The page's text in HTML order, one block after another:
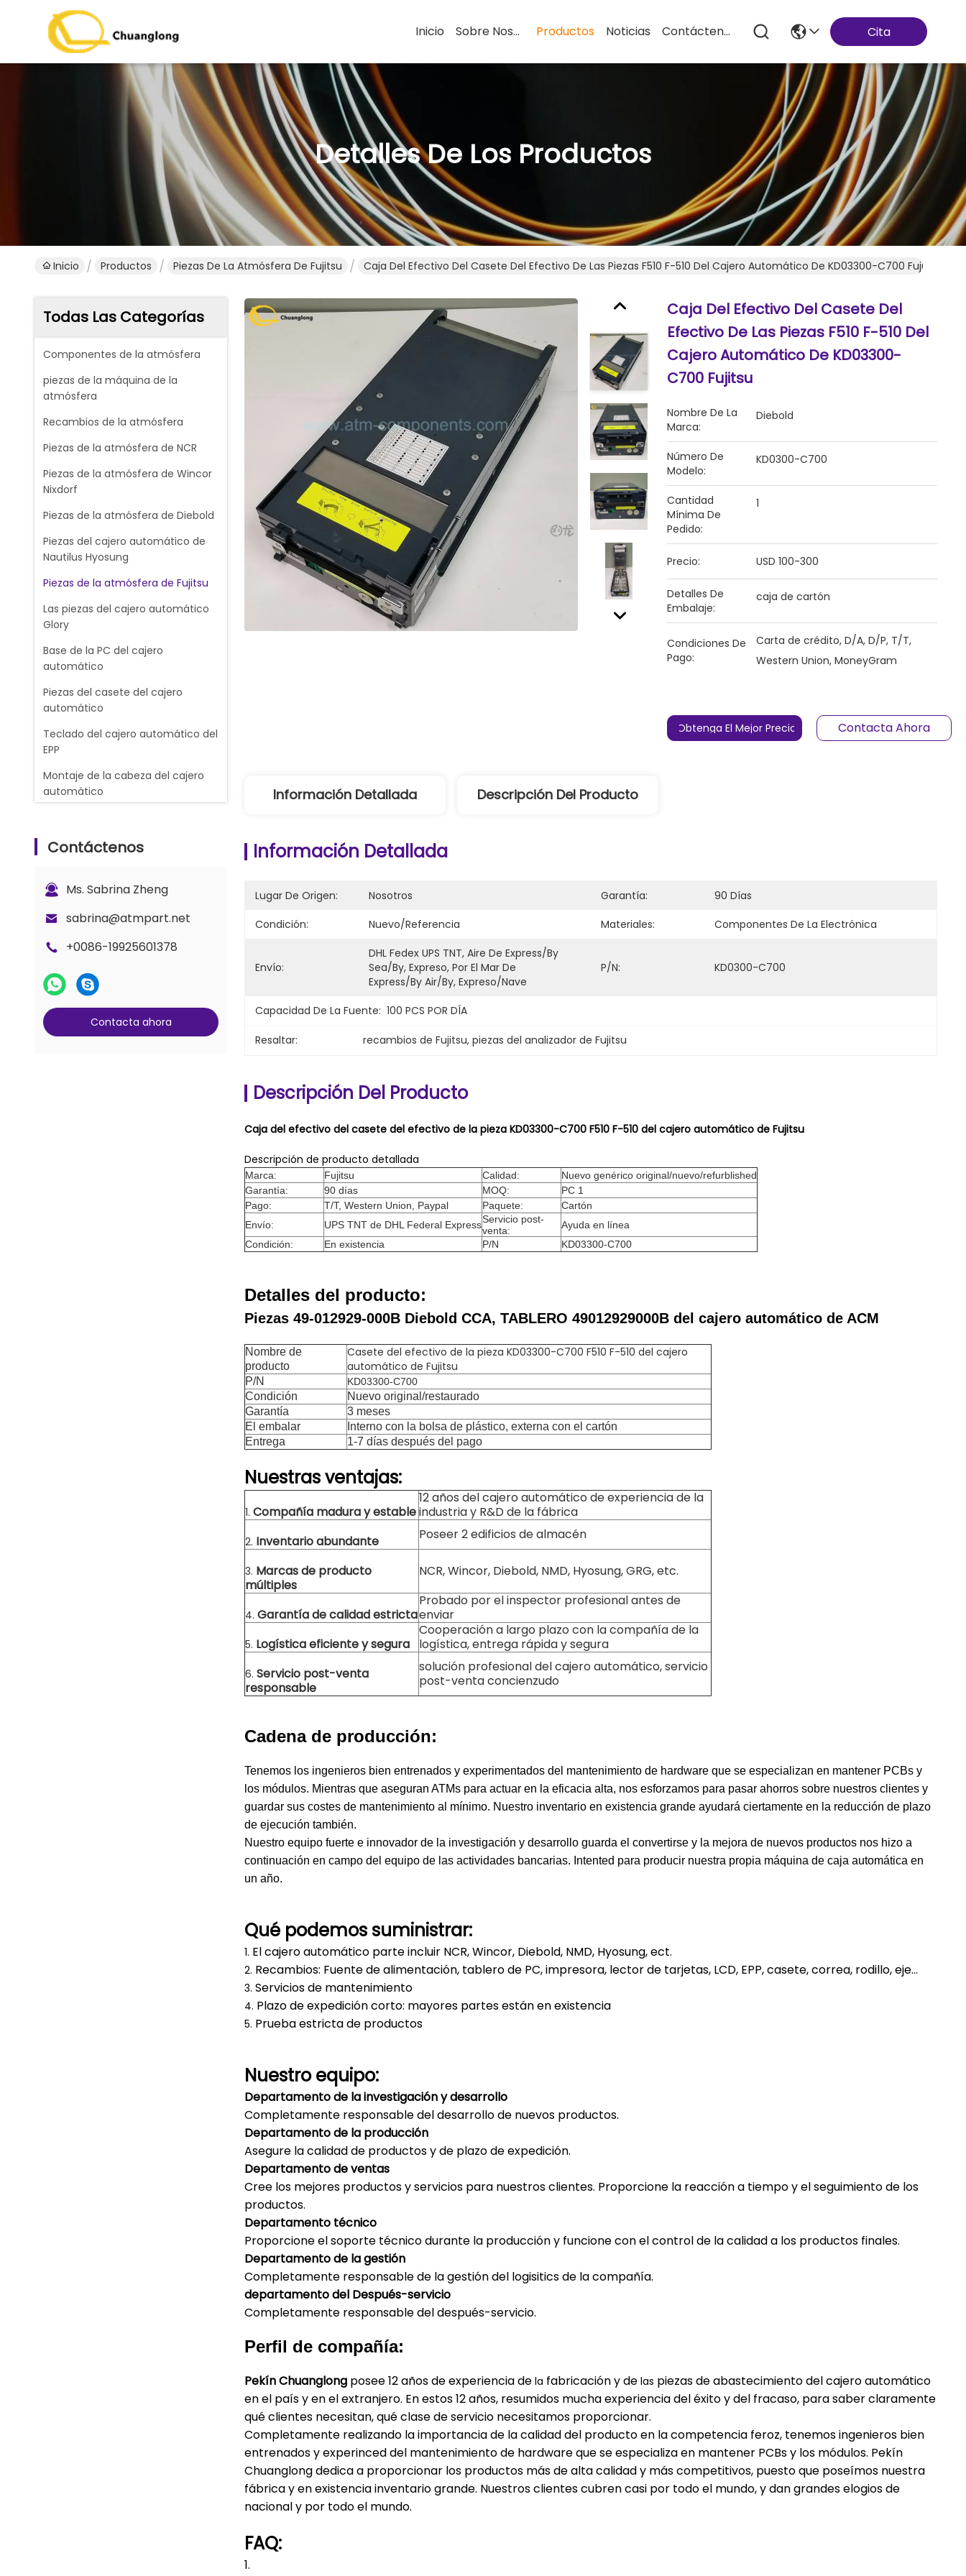
Inicio Sobre Nosotros Productos Noticias Contáctenos Cita
Detalles De Los Productos
Inicio Productos Piezas De La Atmósfera De Fujitsu Caja Del Efectivo Del Casete Del Efectivo De Las Piezas F510 F-510 Del Cajero Automático De KD03300-C700 Fujitsu
Todas Las Categorías
Componentes de la atmósfera
piezas de la máquina de la
atmósfera
Recambios de la atmósfera
Piezas de la atmósfera de NCR
Piezas de la atmósfera de Wincor
Nixdorf
Piezas de la atmósfera de Diebold
Piezas del cajero automático de
Nautilus Hyosung
Piezas de la atmósfera de Fujitsu
Las piezas del cajero automático
Glory
Base de la PC del cajero
automático
Piezas del casete del cajero
automático
Teclado del cajero automático del
EPP
Montaje de la cabeza del cajero
automático
CINTAS DE LA TINTA DE IMPRESORA
DEL RECIBO
Máquina del cambio de divisas
banco
Glory Counter piezas de repuesto
Cassette de efectivo del cajero
Contáctenos
Ms. Sabrina Zheng
sabrina@atmpart.net
+0086-19925601378
Contacta ahora
Caja Del Efectivo Del Casete Del
Efectivo De Las Piezas F510 F-510 Del
Cajero Automático De KD03300-
C700 Fujitsu
Nombre De La
Marca:
Diebold
Número De
Modelo:
KD0300-C700
Cantidad
Mínima De
Pedido:
1
Precio: USD 100-300
Detalles De
Embalaje:
caja de cartón
Condiciones De
Pago:
Carta de crédito, D/A, D/P, T/T,
Western Union, MoneyGram
Obtenga El Mejor Precio Contacta Ahora
Información Detallada Descripción Del Producto
Información Detallada
Lugar De Origen: Nosotros Garantía:
90 Días
Condición:
Nuevo/referencia Materiales: Componentes De La Electrónica
Envío:
DHL Fedex UPS TNT, Aire De Express/by
Sea/by, Expreso, Por El Mar De
Express/By Air/By, Expreso/nave
P/N: KD0300-C700
Capacidad De La Fuente: 100 PCS POR DÍA
Resaltar: recambios de Fujitsu, piezas del analizador de Fujitsu
Descripción Del Producto
Caja del efectivo del casete del efectivo de la pieza KD03300-C700 F510 F-510 del cajero automático de Fujitsu
Descripción de producto detallada
Marca: Fujitsu Calidad:
Nuevo genérico original/nuevo/refurblished
Garantía:
90 días MOQ:
PC 1
Pago:
T/T, Western Union, Paypal Paquete:
Cartón
Envío:
UPS TNT de DHL Federal ExpressServicio post-
venta:
Ayuda en línea
Condición:
En existencia P/N KD03300-C700
Detalles del producto:
Piezas 49-012929-000B Diebold CCA, TABLERO 49012929000B del cajero automático de ACM
Nombre de
producto
Casete del efectivo de la pieza KD03300-C700 F510 F-510 del cajero
automático de Fujitsu
P/N KD03300-C700
Condición
Nuevo original/restaurado
Garantía
3 meses
El embalar
Interno con la bolsa de plástico, externa con el cartón
Entrega
1-7 días después del pago
Nuestras ventajas:
1. Compañía madura y estable
12 años del cajero automático de experiencia de la
industria y R&D de la fábrica
2. Inventario abundante Poseer 2 edificios de almacén
3. Marcas de producto
múltiples
NCR, Wincor, Diebold, NMD, Hyosung, GRG, etc.
4. Garantía de calidad estricta
Probado por el inspector profesional antes de
enviar
5. Logística eficiente y segura
Cooperación a largo plazo con la compañía de la
logística, entrega rápida y segura
6. Servicio post-venta
responsable
solución profesional del cajero automático, servicio
post-venta concienzudo
Cadena de producción:
Tenemos los ingenieros bien entrenados y experimentados del mantenimiento de hardware que se especializan en mantener PCBs y
los módulos. Mientras que aseguran ATMs para actuar en la eficacia alta, nos esforzamos para pasar ahorros sobre nuestros clientes y
guardar sus costes de mantenimiento al mínimo. Nuestro inventario en existencia grande ayudará ciertamente en la reducción de plazo
de ejecución también.
Nuestro equipo fuerte e innovador de la investigación y desarrollo guarda el convertirse y la mejora de nuevos productos nos hizo a
continuación en campo del equipo de las actividades bancarias. Intented para producir nuestra propia máquina de caja automática en
un año.
Qué podemos suministrar:
1. El cajero automático parte incluir NCR, Wincor, Diebold, NMD, Hyosung, ect.
2. Recambios: Fuente de alimentación, tablero de PC, impresora, lector de tarjetas, LCD, EPP, casete, correa, rodillo, eje…
3. Servicios de mantenimiento
4. Plazo de expedición corto: mayores partes están en existencia
5. Prueba estricta de productos
Nuestro equipo:
Departamento de la investigación y desarrollo
Completamente responsable del desarrollo de nuevos productos.
Departamento de la producción
Asegure la calidad de productos y de plazo de expedición.
Departamento de ventas
Cree los mejores productos y servicios para nuestros clientes. Proporcione la reacción a tiempo y el seguimiento de los
productos.
Departamento técnico
Proporcione el soporte técnico durante la producción y funcione con el control de la calidad a los productos finales.
Departamento de la gestión
Completamente responsable de la gestión del logisitics de la compañía.
departamento del Después-servicio
Completamente responsable del después-servicio.
Perfil de compañía:
Pekín Chuanglong posee 12 años de experiencia de la fabricación y de las piezas de abastecimiento del cajero automático
en el país y en el extranjero. En estos 12 años, resumidos mucha experiencia del éxito y del fracaso, para saber claramente
qué clientes necesitan, qué clase de servicio necesitamos proporcionar.
Completamente realizando la importancia de la calidad del producto en la competencia feroz, tenemos ingenieros bien
entrenados y experinced del mantenimiento de hardware que se especializa en mantener PCBs y los módulos. Pekín
Chuanglong dedica a proporcionar los productos más de alta calidad y más competitivos, puesto que poseímos nuestra
fábrica y en existencia inventario grande. Nuestros clientes cubren casi por todo el mundo, y dan grandes elogios de
nacional y por todo el mundo.
FAQ:
1.